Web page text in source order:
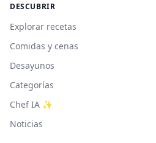
DESCUBRIR
Explorar recetas
Comidas y cenas
Desayunos
Categorías
Chef IA ✨
Noticias